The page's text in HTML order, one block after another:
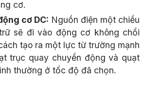
cơ.
cơ DC: Nguồn điện một chiều
sẽ đi vào động cơ không chổi
tạo ra một lực từ trường mạnh
trục quay chuyển động và quạt
thường ở tốc độ đã chọn.